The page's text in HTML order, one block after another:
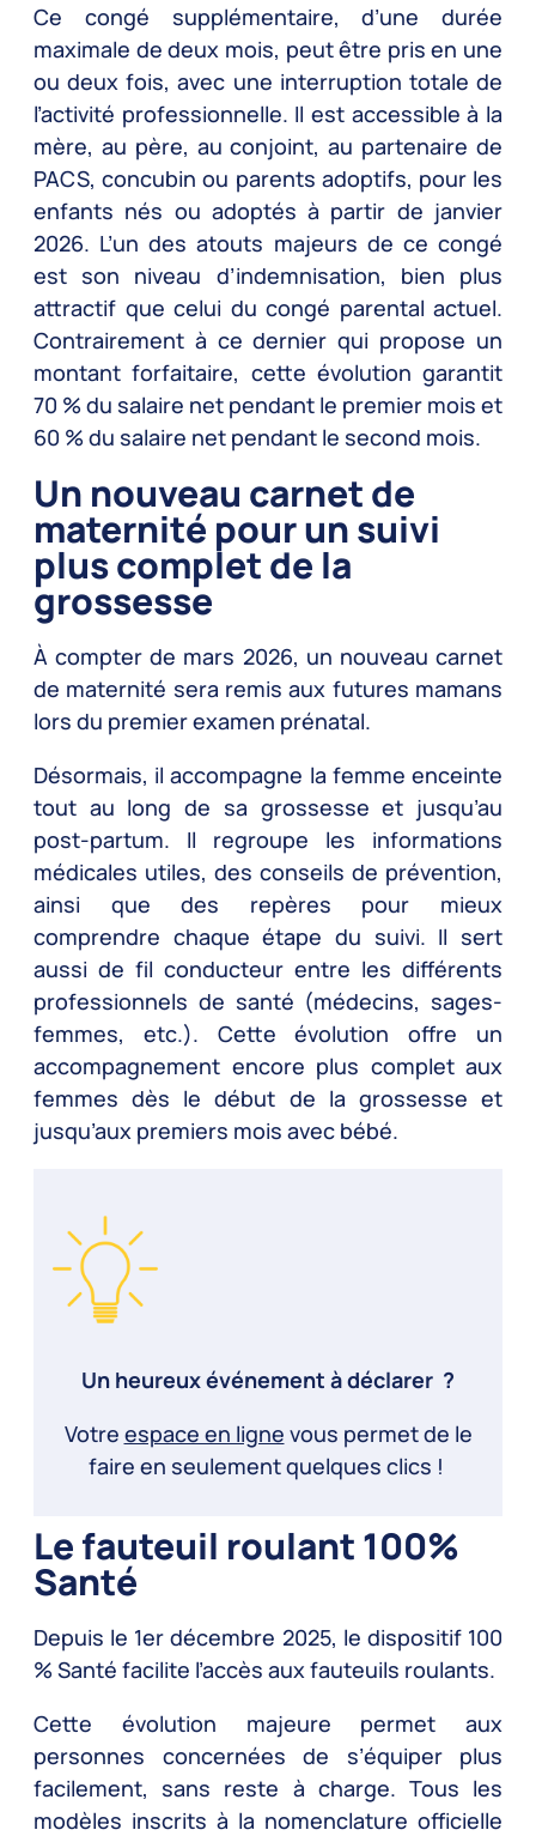
Ce congé supplémentaire, d’une durée
maximale de deux mois, peut être pris en une
ou deux fois, avec une interruption totale de
l’activité professionnelle. Il est accessible à la
mère, au père, au conjoint, au partenaire de
PACS, concubin ou parents adoptifs, pour les
enfants nés ou adoptés à partir de janvier
2026. L’un des atouts majeurs de ce congé
est son niveau d’indemnisation, bien plus
attractif que celui du congé parental actuel.
Contrairement à ce dernier qui propose un
montant forfaitaire, cette évolution garantit
70 % du salaire net pendant le premier mois et
60 % du salaire net pendant le second mois.
Un nouveau carnet de
maternité pour un suivi
plus complet de la
grossesse
À compter de mars 2026, un nouveau carnet
de maternité sera remis aux futures mamans
lors du premier examen prénatal.
Désormais, il accompagne la femme enceinte
tout au long de sa grossesse et jusqu’au
post-partum. Il regroupe les informations
médicales utiles, des conseils de prévention,
ainsi que des repères pour mieux
comprendre chaque étape du suivi. Il sert
aussi de fil conducteur entre les différents
professionnels de santé (médecins, sages-
femmes, etc.). Cette évolution offre un
accompagnement encore plus complet aux
femmes dès le début de la grossesse et
jusqu’aux premiers mois avec bébé.
Un heureux événement à déclarer ?
Votre espace en ligne vous permet de le
faire en seulement quelques clics !
Le fauteuil roulant 100%
Santé
Depuis le 1er décembre 2025, le dispositif 100
% Santé facilite l’accès aux fauteuils roulants.
Cette évolution majeure permet aux
personnes concernées de s’équiper plus
facilement, sans reste à charge. Tous les
modèles inscrits à la nomenclature officielle